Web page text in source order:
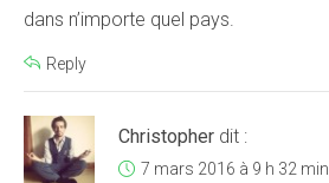
dans n’importe quel pays.
Reply
Christopher dit :
7 mars 2016 à 9 h 32 min